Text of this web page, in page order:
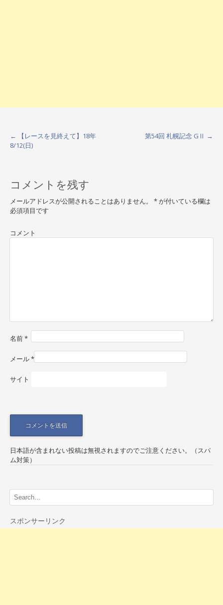
P
s
t
n
a
v
i
o
n
←
【レースを見終えて】18年
8/12(日)
第54回 札幌記念 GⅡ →
コメントを残す
メールアドレスが公開されることはありません。 *が付いている欄は
必須項目です
コメント
名前*
メール*
サイト
日本語が含まれない投稿は無視されますのでご注意ください。（スパ
ム対策）
スポンサーリンク